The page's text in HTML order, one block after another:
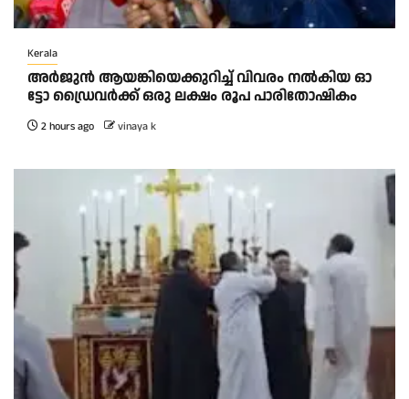
Kerala
അ​ർ​ജു​ൻ ആ​യ​ങ്കി​യെ​ക്കു​റി​ച്ച് വി​വ​രം ന​ൽ​കി​യ ഓ​
ട്ടോ ഡ്രൈ​വ​ർ​ക്ക് ഒ​രു ല​ക്ഷം രൂ​പ പാ​രി​തോ​ഷി​കം
2 hours ago vinaya k